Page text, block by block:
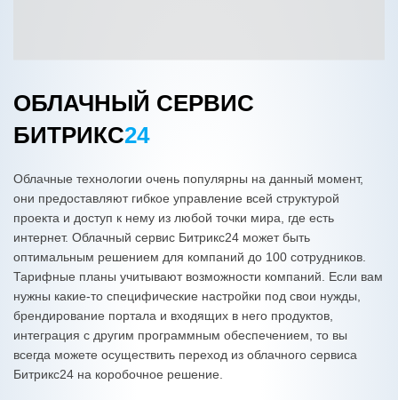
ОБЛАЧНЫЙ СЕРВИС
БИТРИКС24
Облачные технологии очень популярны на данный момент,
они предоставляют гибкое управление всей структурой
проекта и доступ к нему из любой точки мира, где есть
интернет. Облачный сервис Битрикс24 может быть
оптимальным решением для компаний до 100 сотрудников.
Тарифные планы учитывают возможности компаний. Если вам
нужны какие-то специфические настройки под свои нужды,
брендирование портала и входящих в него продуктов,
интеграция с другим программным обеспечением, то вы
всегда можете осуществить переход из облачного сервиса
Битрикс24 на коробочное решение.